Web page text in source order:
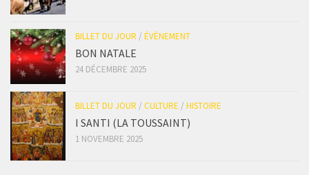
BILLET DU JOUR / ÉVÈNEMENT
BON NATALE
24 DÉCEMBRE 2025
BILLET DU JOUR / CULTURE / HISTOIRE
I SANTI (LA TOUSSAINT)
1 NOVEMBRE 2025